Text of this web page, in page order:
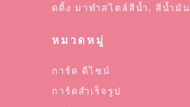
ดดิ้ง มาทำสไตล์สีน้ำ, สีน้ำมัน
หมวดหมู่
การ์ด ดีไซน์
การ์ดสำเร็จรูป